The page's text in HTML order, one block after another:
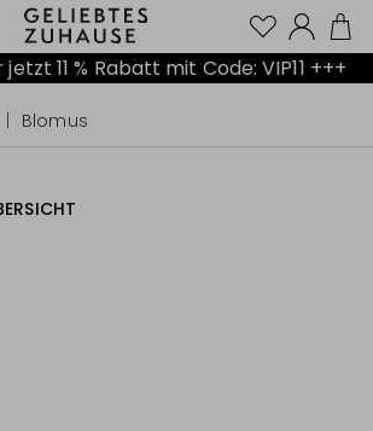
11 % Rabatt mit Code: VIP11 +++
Blomus